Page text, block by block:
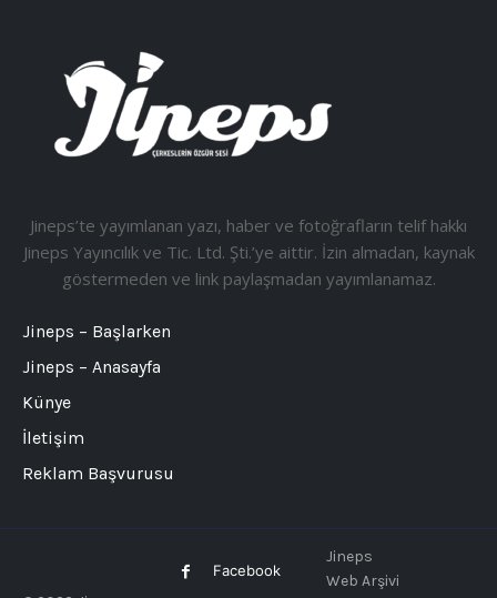
Jineps’te yayımlanan yazı, haber ve fotoğrafların telif hakkı
Jineps Yayıncılık ve Tic. Ltd. Şti.’ye aittir. İzin almadan, kaynak
göstermeden ve link paylaşmadan yayımlanamaz.
Jineps – Başlarken
Jineps – Anasayfa
Künye
İletişim
Reklam Başvurusu
Facebook
Jineps
Web Arşivi